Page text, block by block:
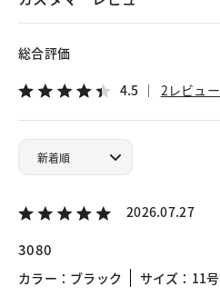
総合評価
4.5 2レビュー
2026.07.27
3080
カラー：ブラック
サイズ：11号